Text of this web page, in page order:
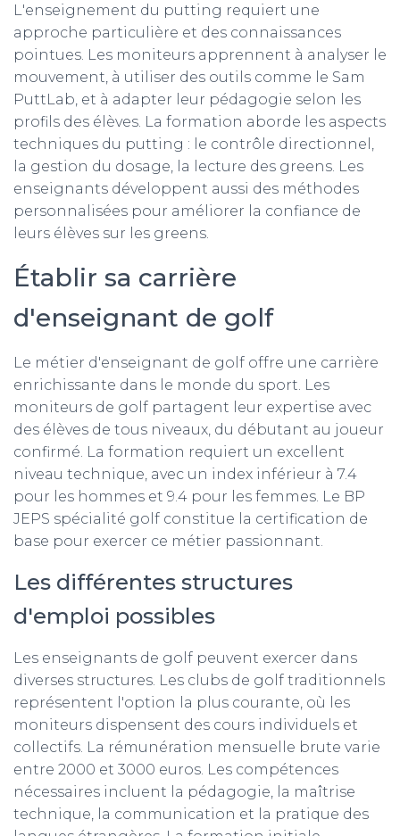
L'enseignement du putting requiert une
approche particulière et des connaissances
pointues. Les moniteurs apprennent à analyser le
mouvement, à utiliser des outils comme le Sam
PuttLab, et à adapter leur pédagogie selon les
profils des élèves. La formation aborde les aspects
techniques du putting : le contrôle directionnel,
la gestion du dosage, la lecture des greens. Les
enseignants développent aussi des méthodes
personnalisées pour améliorer la confiance de
leurs élèves sur les greens.
Établir sa carrière
d'enseignant de golf
Le métier d'enseignant de golf offre une carrière
enrichissante dans le monde du sport. Les
moniteurs de golf partagent leur expertise avec
des élèves de tous niveaux, du débutant au joueur
confirmé. La formation requiert un excellent
niveau technique, avec un index inférieur à 7.4
pour les hommes et 9.4 pour les femmes. Le BP
JEPS spécialité golf constitue la certification de
base pour exercer ce métier passionnant.
Les différentes structures
d'emploi possibles
Les enseignants de golf peuvent exercer dans
diverses structures. Les clubs de golf traditionnels
représentent l'option la plus courante, où les
moniteurs dispensent des cours individuels et
collectifs. La rémunération mensuelle brute varie
entre 2000 et 3000 euros. Les compétences
nécessaires incluent la pédagogie, la maîtrise
technique, la communication et la pratique des